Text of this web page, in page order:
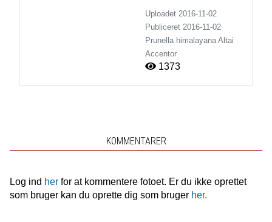
Uploadet 2016-11-02
Publiceret 2016-11-02
Prunella himalayana Altai
Accentor
1373
KOMMENTARER
Log ind herfor at kommentere fotoet. Er du ikke oprettet
som bruger kan du oprette dig som bruger her.